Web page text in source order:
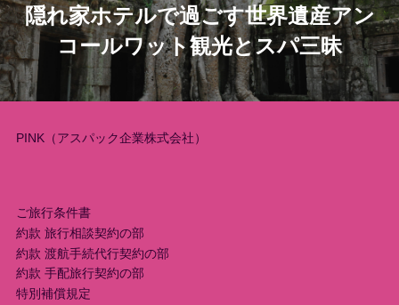
ナ
ビ
ゲ
ー
ョ
ン
隠れ家ホテルで過ごす世界遺産アン
コールワット観光とスパ三昧
PINK（アスパック企業株式会社）
ご旅行条件書
約款 旅行相談契約の部
約款 渡航手続代行契約の部
約款 手配旅行契約の部
特別補償規定